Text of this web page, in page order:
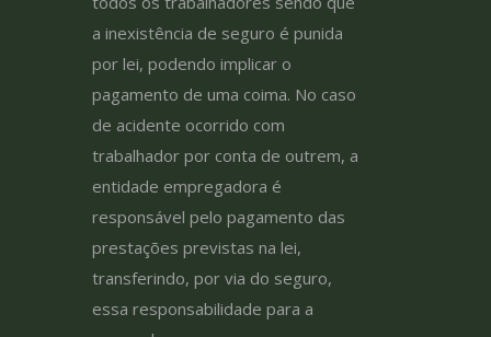
a inexistência de seguro é punida
por lei, podendo implicar o
pagamento de uma coima. No caso
de acidente ocorrido com
trabalhador por conta de outrem, a
entidade empregadora é
responsável pelo pagamento das
prestações previstas na lei,
transferindo, por via do seguro,
essa responsabilidade para a